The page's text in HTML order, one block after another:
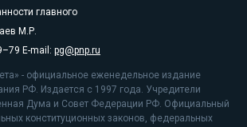
главного
М.Р.
E-mail: pg@pnp.ru
- официальное еженедельное издание
РФ. Издается с 1997 года. Учредители
Дума и Совет Федерации РФ. Официальный
конституционных законов, федеральных